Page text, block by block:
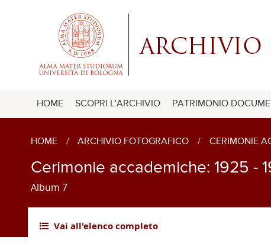
HOME SCOPRI L'ARCHIVIO PATRIMONIO
HOME / ARCHIVIO FOTOGRAFICO / CERIMONIE
Cerimonie accademiche: 1925 -
Album 7
Vai all'elenco completo